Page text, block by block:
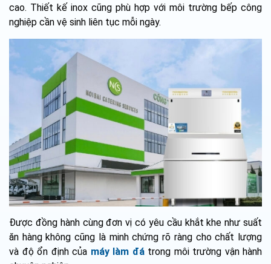
cao. Thiết kế inox cũng phù hợp với môi trường bếp công
nghiệp cần vệ sinh liên tục mỗi ngày.
Được đồng hành cùng đơn vị có yêu cầu khắt khe như suất
ăn hàng không cũng là minh chứng rõ ràng cho chất lượng
và độ ổn định của máy làm đátrong môi trường vận hành